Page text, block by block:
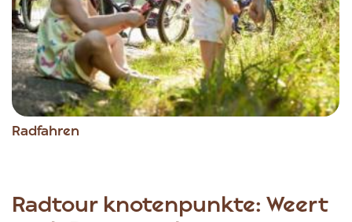
Radfahren
Radtour knotenpunkte: Weert